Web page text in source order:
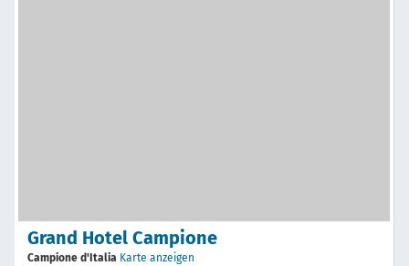
Grand Hotel Campione
Campione d'Italia Karte anzeigen